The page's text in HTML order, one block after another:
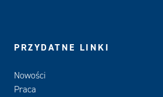
PRZYDATNE LINKI
Nowości
Praca